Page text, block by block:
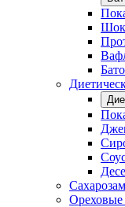
Ореховые